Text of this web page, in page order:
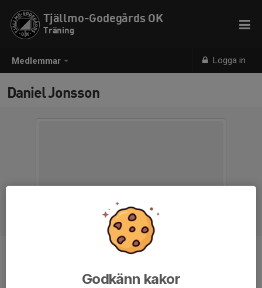
Medlemmar Logga in
Tjällmo-Godegårds OK
Träning
Daniel Jonsson
Godkänn kakor